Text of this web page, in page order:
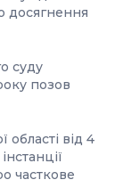
досягнення
суду
позов
від 4
часткове